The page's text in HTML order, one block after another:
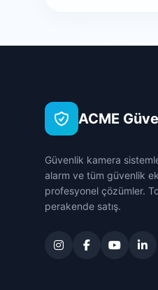
ACME
Güvenlik kamera
alarm ve tüm güvenlik
profesyonel çözümler.
perakende satış.